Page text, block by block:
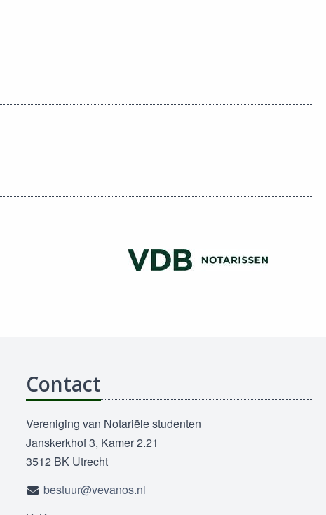
Contact
Vereniging van Notariële studenten
Janskerkhof 3, Kamer 2.21
3512 BK Utrecht
bestuur@vevanos.nl